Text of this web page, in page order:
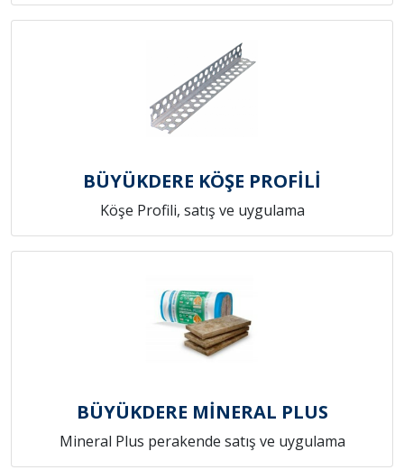
BÜYÜKDERE KÖŞE PROFİLİ
Köşe Profili, satış ve uygulama
BÜYÜKDERE MİNERAL PLUS
Mineral Plus perakende satış ve uygulama